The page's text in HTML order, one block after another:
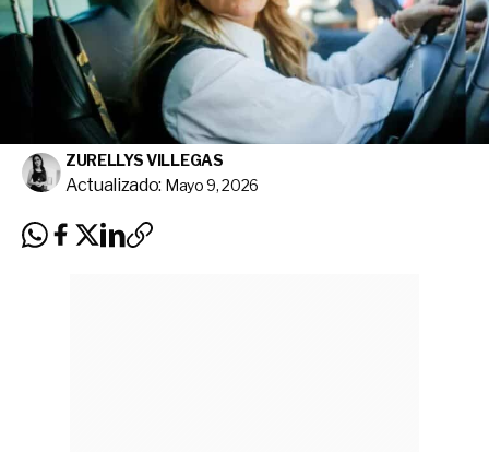
ZURELLYS VILLEGAS
Actualizado: Mayo 9, 2026